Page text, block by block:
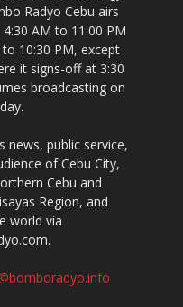
Radyo Cebu airs
AM to 11:00 PM
10:30 PM, except
it signs-off at 3:30
broadcasting on
news, public service,
of Cebu City,
Cebu and
Region, and
world via